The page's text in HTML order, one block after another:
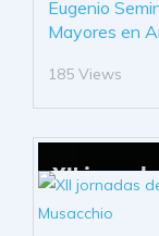
Eugenio
Mayores en
185 Views